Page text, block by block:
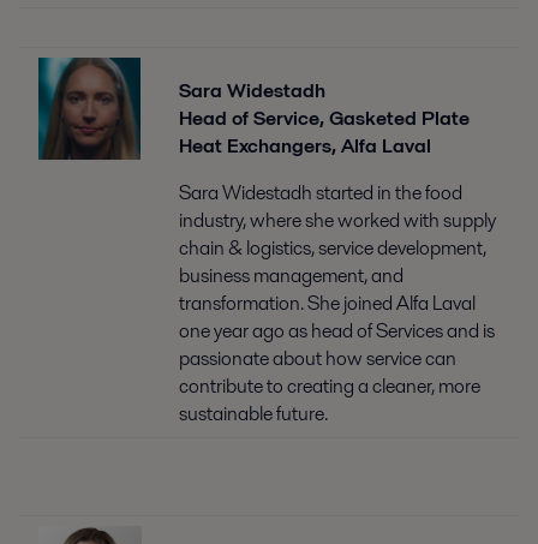
Sara Widestadh
Head of Service, Gasketed Plate
Heat Exchangers, Alfa Laval
Sara Widestadh started in the food
industry, where she worked with supply
chain & logistics, service development,
business management, and
transformation. She joined Alfa Laval
one year ago as head of Services and is
passionate about how service can
contribute to creating a cleaner, more
sustainable future.